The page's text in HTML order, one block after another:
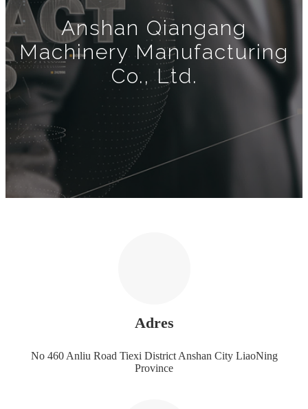
Anshan Qiangang
Machinery Manufacturing
Co., Ltd.
Adres
No 460 Anliu Road Tiexi District Anshan City LiaoNing
Province